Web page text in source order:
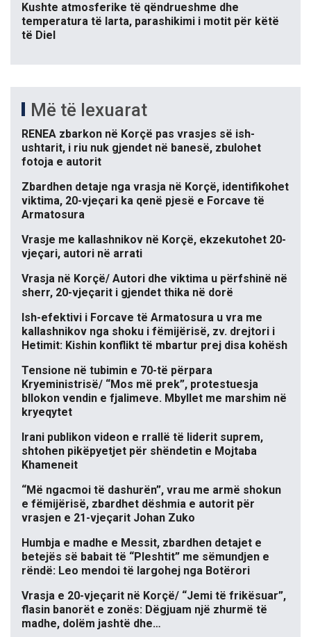
Kushte atmosferike të qëndrueshme dhe
temperatura të larta, parashikimi i motit për këtë
të Diel
Më të lexuarat
RENEA zbarkon në Korçë pas vrasjes së ish-
ushtarit, i riu nuk gjendet në banesë, zbulohet
fotoja e autorit
Zbardhen detaje nga vrasja në Korçë, identifikohet
viktima, 20-vjeçari ka qenë pjesë e Forcave të
Armatosura
Vrasje me kallashnikov në Korçë, ekzekutohet 20-
vjeçari, autori në arrati
Vrasja në Korçë/ Autori dhe viktima u përfshinë në
sherr, 20-vjeçarit i gjendet thika në dorë
Ish-efektivi i Forcave të Armatosura u vra me
kallashnikov nga shoku i fëmijërisë, zv. drejtori i
Hetimit: Kishin konflikt të mbartur prej disa kohësh
Tensione në tubimin e 70-të përpara
Kryeministrisë/ “Mos më prek”, protestuesja
bllokon vendin e fjalimeve. Mbyllet me marshim në
kryeqytet
Irani publikon videon e rrallë të liderit suprem,
shtohen pikëpyetjet për shëndetin e Mojtaba
Khameneit
“Më ngacmoi të dashurën”, vrau me armë shokun
e fëmijërisë, zbardhet dëshmia e autorit për
vrasjen e 21-vjeçarit Johan Zuko
Humbja e madhe e Messit, zbardhen detajet e
betejës së babait të “Pleshtit” me sëmundjen e
rëndë: Leo mendoi të largohej nga Botërori
Vrasja e 20-vjeçarit në Korçë/ “Jemi të frikësuar”,
flasin banorët e zonës: Dëgjuam një zhurmë të
madhe, dolëm jashtë dhe…